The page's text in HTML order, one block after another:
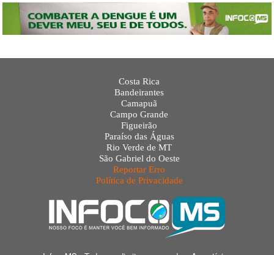
Costa Rica
Bandeirantes
Camapuã
Campo Grande
Figueirão
Paraíso das Águas
Rio Verde de MT
São Gabriel do Oeste
Reportar Erro
Política de Privacidade